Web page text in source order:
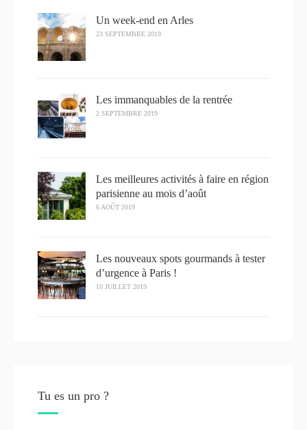
Un week-end en Arles
23 SEPTEMBRE 2019
Les immanquables de la rentrée
2 SEPTEMBRE 2019
Les meilleures activités à faire en région
parisienne au mois d’août
6 AOÛT 2019
Les nouveaux spots gourmands à tester
d’urgence à Paris !
10 JUILLET 2019
Tu es un pro ?